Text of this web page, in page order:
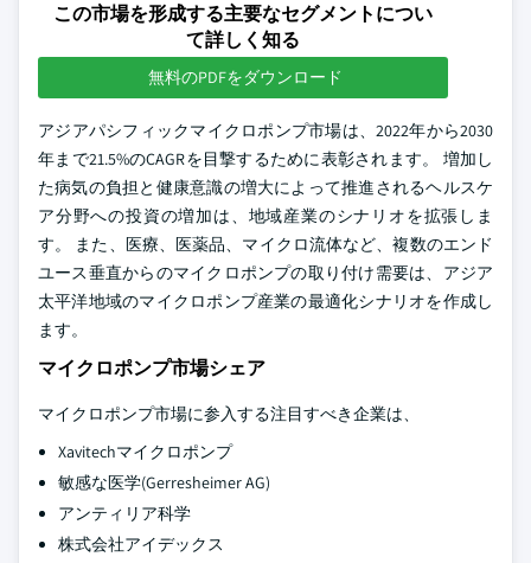
この市場を形成する主要なセグメントについ
て詳しく知る
無料のPDFをダウンロード
アジアパシフィックマイクロポンプ市場は、2022年から2030
年まで21.5%のCAGRを目撃するために表彰されます。 増加し
た病気の負担と健康意識の増大によって推進されるヘルスケ
ア分野への投資の増加は、地域産業のシナリオを拡張しま
す。 また、医療、医薬品、マイクロ流体など、複数のエンド
ユース垂直からのマイクロポンプの取り付け需要は、アジア
太平洋地域のマイクロポンプ産業の最適化シナリオを作成し
ます。
マイクロポンプ市場シェア
マイクロポンプ市場に参入する注目すべき企業は、
Xavitechマイクロポンプ
敏感な医学(Gerresheimer AG)
アンティリア科学
株式会社アイデックス